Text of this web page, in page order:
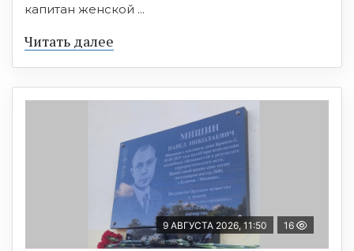
капитан женской ...
Читать далее
9 АВГУСТА 2026, 11:50 16